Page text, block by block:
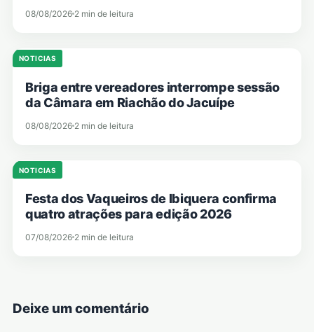
08/08/2026 2 min de leitura
NOTICIAS
Briga entre vereadores interrompe sessão
da Câmara em Riachão do Jacuípe
08/08/2026 2 min de leitura
NOTICIAS
Festa dos Vaqueiros de Ibiquera confirma
quatro atrações para edição 2026
07/08/2026 2 min de leitura
Deixe um comentário